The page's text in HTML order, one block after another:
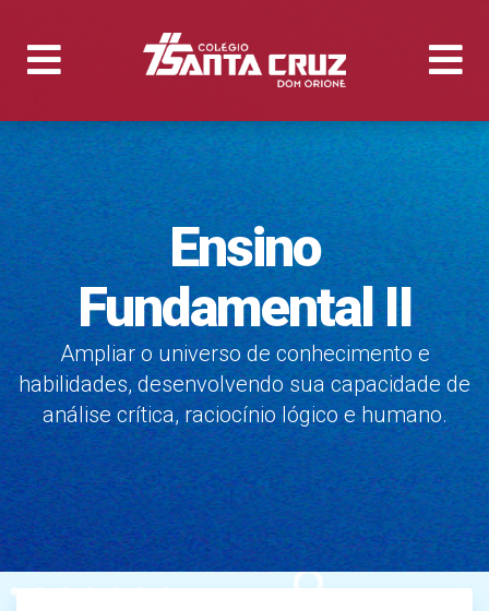
Ensino
Fundamental II
Ampliar o universo de conhecimento e
habilidades, desenvolvendo sua capacidade de
análise crítica, raciocínio lógico e humano.